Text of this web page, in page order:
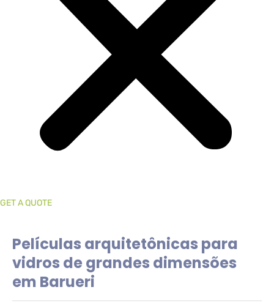
GET A QUOTE
Películas arquitetônicas para
vidros de grandes dimensões
em Barueri